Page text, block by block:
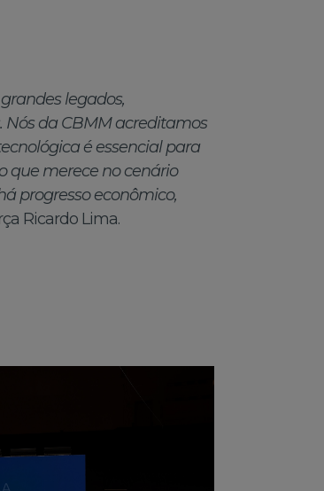
legados,
da CBMM acreditamos
é essencial para
que merece no cenário
progresso econômico,
Ricardo Lima.